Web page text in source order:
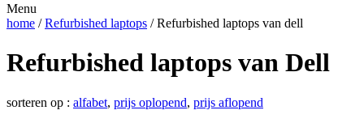
Menu
home /Refurbished laptops / Refurbished laptops van dell
Refurbished laptops van Dell
sorteren op : alfabet, prijs oplopend, prijs aflopend